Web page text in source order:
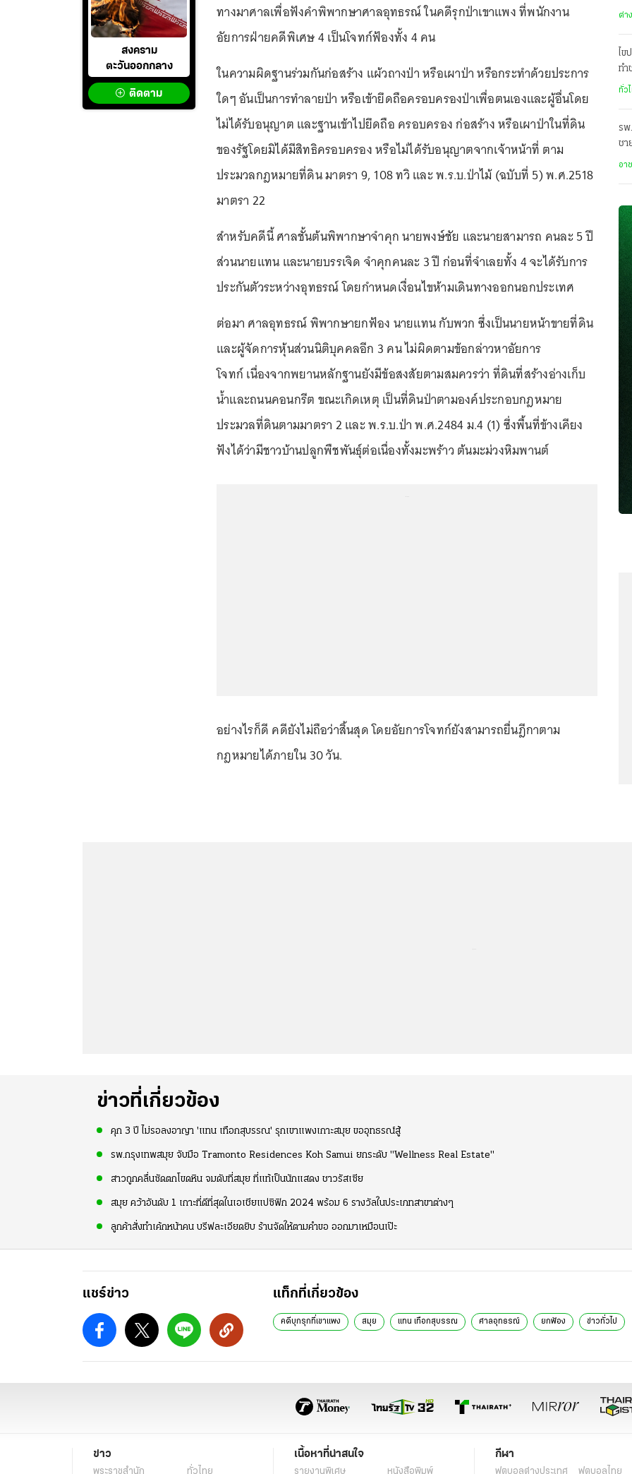
สงคราม
ตะวันออกกลาง
ติดตาม
ทางมาศาลเพื่อฟังคำพิพากษาศาลอุทธรณ์ ในคดีรุกป่าเขาแพง ที่พนักงาน
อัยการฝ่ายคดีพิเศษ 4 เป็นโจทก์ฟ้องทั้ง 4 คน
ในความผิดฐานร่วมกันก่อสร้าง แผ้วถางป่า หรือเผาป่า หรือกระทำด้วยประการ
ใดๆ อันเป็นการทำลายป่า หรือเข้ายึดถือครอบครองป่าเพื่อตนเองและผู้อื่นโดย
ไม่ได้รับอนุญาต และฐานเข้าไปยึดถือ ครอบครอง ก่อสร้าง หรือเผาป่าในที่ดิน
ของรัฐโดยมิได้มีสิทธิครอบครอง หรือไม่ได้รับอนุญาตจากเจ้าหน้าที่ ตาม
ประมวลกฎหมายที่ดิน มาตรา 9, 108 ทวิ และ พ.ร.บ.ป่าไม้ (ฉบับที่ 5) พ.ศ.2518
มาตรา 22
สำหรับคดีนี้ ศาลชั้นต้นพิพากษาจำคุก นายพงษ์ชัย และนายสามารถ คนละ 5 ปี
ส่วนนายแทน และนายบรรเจิด จำคุกคนละ 3 ปี ก่อนที่จำเลยทั้ง 4 จะได้รับการ
ประกันตัวระหว่างอุทธรณ์ โดยกำหนดเงื่อนไขห้ามเดินทางออกนอกประเทศ
ต่อมา ศาลอุทธรณ์ พิพากษายกฟ้อง นายแทน กับพวก ซึ่งเป็นนายหน้าขายที่ดิน
และผู้จัดการหุ้นส่วนนิติบุคคลอีก 3 คน ไม่ผิดตามข้อกล่าวหาอัยการ
โจทก์ เนื่องจากพยานหลักฐานยังมีข้อสงสัยตามสมควรว่า ที่ดินที่สร้างอ่างเก็บ
น้ำและถนนคอนกรีต ขณะเกิดเหตุ เป็นที่ดินป่าตามองค์ประกอบกฎหมาย
ประมวลที่ดินตามมาตรา 2 และ พ.ร.บ.ป่า พ.ศ.2484 ม.4 (1) ซึ่งพื้นที่ข้างเคียง
ฟังได้ว่ามีชาวบ้านปลูกพืชพันธุ์ต่อเนื่องทั้งมะพร้าว ต้นมะม่วงหิมพานต์
อย่างไรก็ดี คดียังไม่ถือว่าสิ้นสุด โดยอัยการโจทก์ยังสามารถยื่นฎีกาตาม
กฎหมายได้ภายใน 30 วัน.
ต่า
ไข
ทำ
ทั่ว
รพ
ชา
อา
ข่าวที่เกี่ยวข้อง
คุก 3 ปี ไม่รอลงอาญา 'แทน เทือกสุบรรณ' รุกเขาแพงเกาะสมุย ขออุทธรณ์สู้
รพ.กรุงเทพสมุย จับมือ Tramonto Residences Koh Samui ยกระดับ "Wellness Real Estate"
สาวถูกคลื่นซัดตกโขดหิน จมดับที่สมุย ที่แท้เป็นนักแสดง ชาวรัสเซีย
สมุย คว้าอันดับ 1 เกาะที่ดีที่สุดในเอเชียแปซิฟิก 2024 พร้อม 6 รางวัลในประเภทสาขาต่างๆ
ลูกค้าสั่งทำเค้กหน้าคน บรีฟละเอียดยิบ ร้านจัดให้ตามคำขอ ออกมาเหมือนเป๊ะ
แชร์ข่าว แท็กที่เกี่ยวข้อง
คดีบุกรุกที่เขาแพง สมุย แทน เทือกสุบรรณ ศาลอุทธรณ์ ยกฟ้อง ข่าวทั่วไป
ข่าว
พระราชสำนัก ทั่วไทย
เนื้อหาที่น่าสนใจ
รายงานพิเศษ หนังสือพิมพ์
กีฬา
ฟุตบอลต่่างประเทศ ฟุตบอลไทย